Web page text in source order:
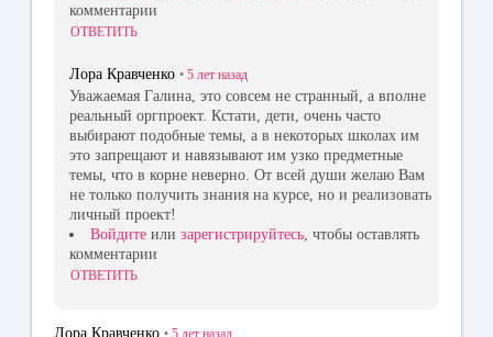
комментарии
ОТВЕТИТЬ
Лора Кравченко • 5 лет назад
Уважаемая Галина, это совсем не странный, а вполне
реальный оргпроект. Кстати, дети, очень часто
выбирают подобные темы, а в некоторых школах им
это запрещают и навязывают им узко предметные
темы, что в корне неверно. От всей души желаю Вам
не только получить знания на курсе, но и реализовать
личный проект!
Войдите или зарегистрируйтесь, чтобы оставлять
комментарии
ОТВЕТИТЬ
Лора Кравченко